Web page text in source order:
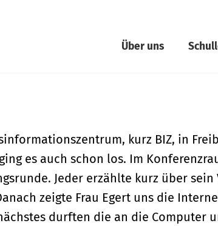
Über uns
kurz BIZ, in
es auch schon los. Im
Jeder erzählte kurz über
zeigte Frau Egert uns die
durften die an die Computer